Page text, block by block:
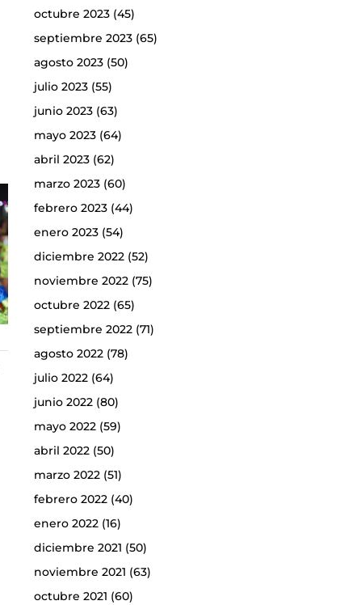
octubre 2023(45)
septiembre 2023(65)
agosto 2023(50)
julio 2023(55)
junio 2023(63)
mayo 2023(64)
abril 2023(62)
marzo 2023(60)
febrero 2023(44)
enero 2023(54)
diciembre 2022(52)
noviembre 2022(75)
octubre 2022(65)
septiembre 2022(71)
agosto 2022(78)
julio 2022(64)
junio 2022(80)
mayo 2022(59)
abril 2022(50)
marzo 2022(51)
febrero 2022(40)
enero 2022(16)
diciembre 2021 (50)
noviembre 2021 (63)
octubre 2021 (60)